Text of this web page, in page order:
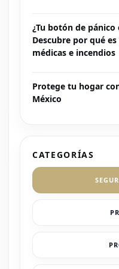
¿Tu botón de
Descubre por qué
médicas e incendios
Protege tu hogar
México
CATEGORÍAS